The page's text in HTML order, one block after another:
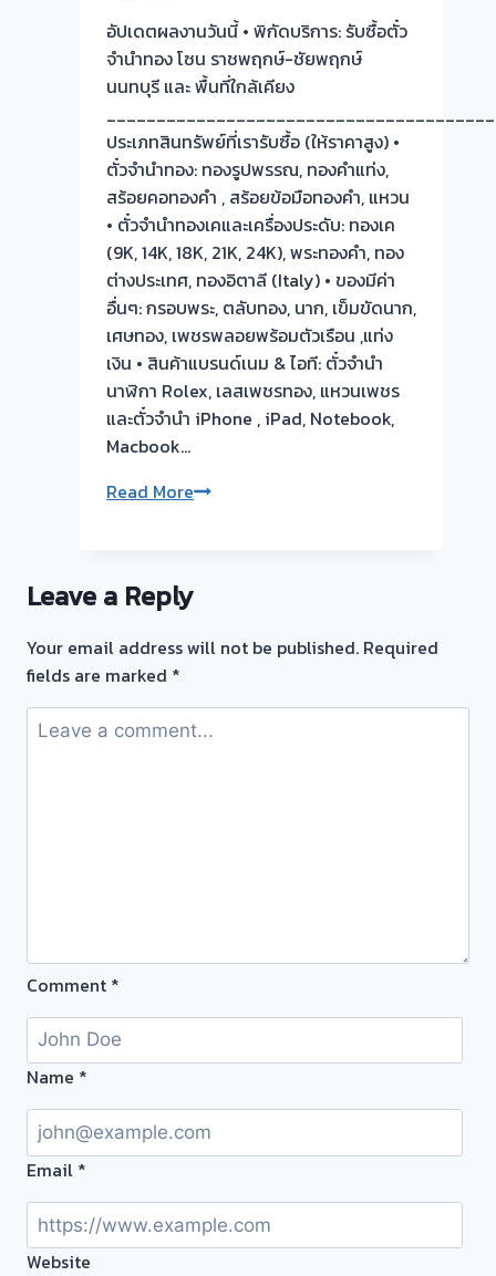
อัปเดตผลงานวันนี้ • พิกัดบริการ: รับซื้อตั๋ว
จำนำทอง โซน ราชพฤกษ์-ชัยพฤกษ์
นนทบุรี และ พื้นที่ใกล้เคียง
ประเภทสินทรัพย์ที่เรารับซื้อ (ให้ราคาสูง) •
ตั๋วจำนำทอง: ทองรูปพรรณ, ทองคำแท่ง,
สร้อยคอทองคำ , สร้อยข้อมือทองคำ, แหวน
• ตั๋วจำนำทองเคและเครื่องประดับ: ทองเค
(9K, 14K, 18K, 21K, 24K), พระทองคำ, ทอง
ต่างประเทศ, ทองอิตาลี (Italy) • ของมีค่า
อื่นๆ: กรอบพระ, ตลับทอง, นาก, เข็มขัดนาก,
เศษทอง, เพชรพลอยพร้อมตัวเรือน ,แท่ง
เงิน • สินค้าแบรนด์เนม & ไอที: ตั๋วจำนำ
นาฬิกา Rolex, เลสเพชรทอง, แหวนเพชร
และตั๋วจำนำ iPhone , iPad, Notebook,
Macbook…
Read More💰
จำนำ
ให้
สูง
บริการ
จบ
งาน
กำลัง
หา
ร้าน
ซื้อ
ตั๋ว
Leave a Reply
Your email address will not be published. Required
fields are marked *
Comment *
Name *
Email *
Website